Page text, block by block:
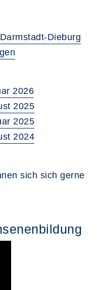
Dieburg
2026
2025
2025
2024
sich sich gerne